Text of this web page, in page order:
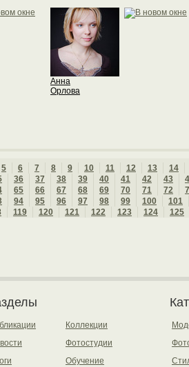
Анна
Орлова
5 6 7 8 9 10 11 12 13
14
36 37 38 39 40 41 42 43
65 66 67 68 69 70 71 72
94 95 96 97 98 99 100
101
119 120 121 122 123 124
125
Коллекции
Фотостудии
Обучение